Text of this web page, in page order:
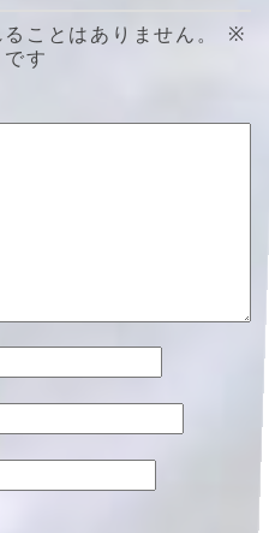
ことはありません。
※
す